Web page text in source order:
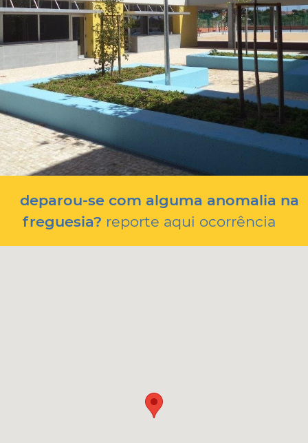
deparou-se com alguma anomalia na
freguesia? reporte aqui ocorrência